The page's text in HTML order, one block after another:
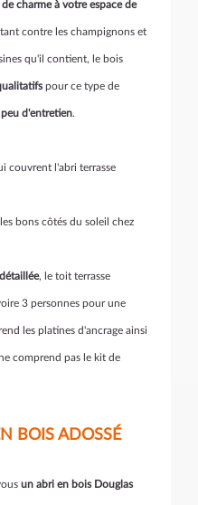
charme à votre espace de
contre les champignons et
qu'il contient, le bois
pour ce type de
d'entretien.
couvrent l'abri terrasse
bons côtés du soleil chez
, le toit terrasse
3 personnes pour une
les platines d'ancrage ainsi
comprend pas le kit de
BOIS ADOSSÉ
un abri en bois Douglas